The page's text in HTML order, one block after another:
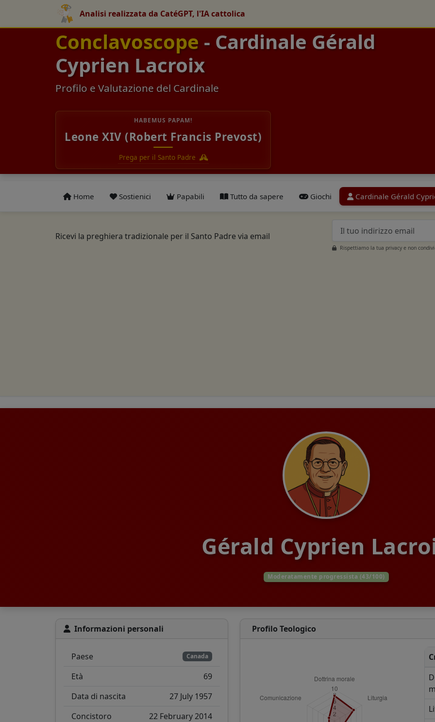
Analisi realizzata da CatéGPT, l'IA cattolica
Conclavoscope - Cardinale Gérald
Cyprien Lacroix
Profilo e Valutazione del Cardinale
HABEMUS PAPAM!
Leone XIV (Robert Francis Prevost)
Prega per il Santo Padre
Home Sostienici Papabili Tutto da sapere Giochi Cardinale Gérald
Ricevi la preghiera tradizionale per il Santo Padre via email
Rispettiamo la tua privacy e non
Gérald Cyprien
Moderatamente progressista (43/100)
Informazioni personali
Paese Canada
Età
69
Data di nascita
27 July 1957
Concistoro
22 February 2014
Profilo Teologico